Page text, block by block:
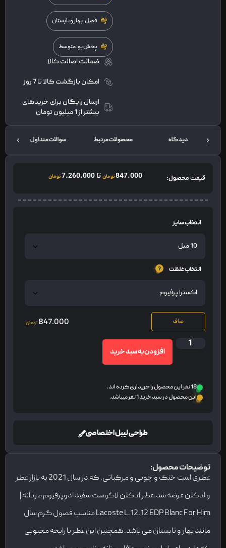
فصل: بهار و تابستان
پخش بو: متوسط
ضمانت اصالت کالا
امکان بازگشت کالا تا 7 روز
ارسال رایگان برای خریدهای
بیشتر از 1 میلیون تومان
دیدگاه محصولات مرتبط سوالات متداول
قیمت محصول: 847.000تومانتا7.260.000تومان
انتخاب سایز
انتخاب غلظت
صاف 847.000 تومان
افزودن به سبد خرید
18 نفر این محصول را خریداری کرده اند.
این محصول در سبد خرید 1 نفر میباشد.
طراحی لیبل اختصاصی
توضیحات محصول:
عطری است خنک و چوبی و مرکباتی. که در سال 2021 به بازار عطر
و ادکلن عرضه شد.عطر ادکلن لاگوست سفید ادوپرفیوم مردانه |
Lacoste L.12.12 EDP Blanc For Him مناسب فصول گرم سال
مانند بهار و تابستان می باشد. همچنین این عطر با رایحه محبوبی